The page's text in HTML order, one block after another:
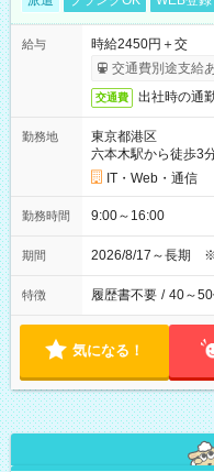
給与
時給2450円＋交
交通費別途支給
交通費 出社時の通
勤務地
東京都港区
六本木駅から徒歩3
IT・Web・通信
勤務時間 9:00～16:00
期間 2026/8/17～長期
特徴 履歴書不要 / 40～
気になる！